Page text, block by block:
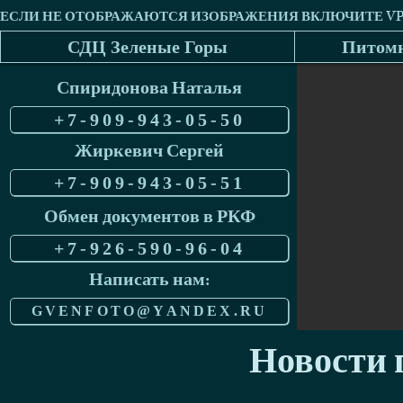
СДЦ Зеленые Горы
Спиридонова Наталья
+7-909-943-05-50
Жиркевич Сергей
+7-909-943-05-51
Обмен документов в РКФ
+7-926-590-96-04
Написать нам:
GVENFOTO@YANDEX.RU
Новости